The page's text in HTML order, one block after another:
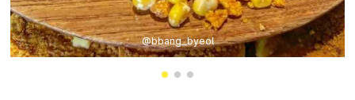
@bbang_byeol